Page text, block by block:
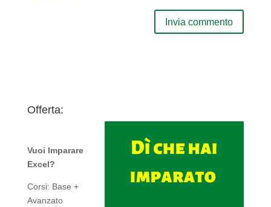
Offerta:
Vuoi Imparare
Excel?
Corsi: Base +
Avanzato